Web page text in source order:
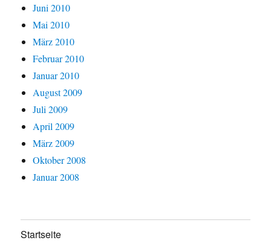
Juni 2010
Mai 2010
März 2010
Februar 2010
Januar 2010
August 2009
Juli 2009
April 2009
März 2009
Oktober 2008
Januar 2008
Startseite